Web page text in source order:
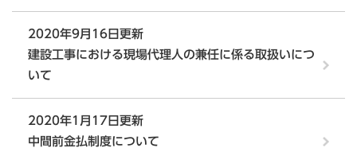
2020年9月16日更新
建設工事における現場代理人の兼任に係る取扱いにつ
いて
2020年1月17日更新
中間前金払制度について